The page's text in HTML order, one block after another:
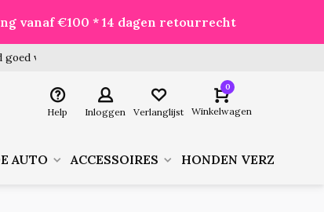
vanaf €100 * 14 dagen retourrecht
voor je besteld!
Help Inloggen Verlanglijst
0
Winkelwagen
AUTO ACCESSOIRES HONDEN